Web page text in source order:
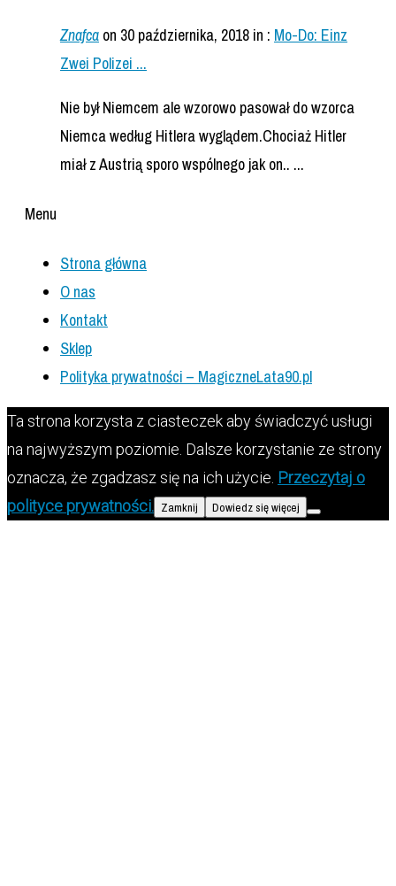
Znafca on 30 października, 2018 in : Mo-Do: Einz
Zwei Polizei ...
Nie był Niemcem ale wzorowo pasował do wzorca
Niemca według Hitlera wyglądem.Chociaż Hitler
miał z Austrią sporo wspólnego jak on.. ...
Menu
Strona główna
O nas
Kontakt
Sklep
Polityka prywatności – MagiczneLata90.pl
Ta strona korzysta z ciasteczek aby świadczyć usługi
na najwyższym poziomie. Dalsze korzystanie ze strony
oznacza, że zgadzasz się na ich użycie. Przeczytaj o
polityce prywatności. Zamknij Dowiedz się więcej